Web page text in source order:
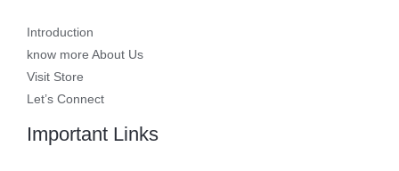
Introduction
know more About Us
Visit Store
Let’s Connect
Important Links